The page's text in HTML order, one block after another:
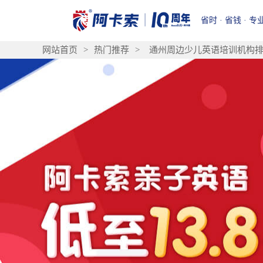
省时 · 省钱 · 专
网站首页 > 热门推荐 > 通州周边少儿英语培训机构